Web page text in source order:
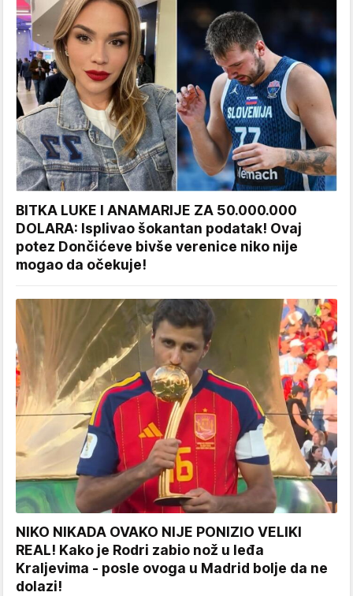
BITKA LUKE I ANAMARIJE ZA 50.000.000
DOLARA: Isplivao šokantan podatak! Ovaj
potez Dončićeve bivše verenice niko nije
mogao da očekuje!
NIKO NIKADA OVAKO NIJE PONIZIO VELIKI
REAL! Kako je Rodri zabio nož u leđa
Kraljevima - posle ovoga u Madrid bolje da ne
dolazi!